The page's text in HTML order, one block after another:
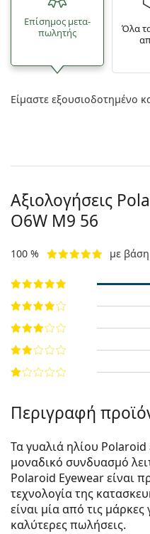
Επίσημος μετα­
πωλητής
Όλα
Είμαστε εξουσιοδοτημένο
Αξιολογήσεις
O6W M9 56
100 % με βάση
Περιγραφή
Τα γυαλιά ηλίου
μοναδικό συνδυασμό
Polaroid Eyewear είναι
τεχνολογία της
είναι μία από τις
καλύτερες πωλήσεις.